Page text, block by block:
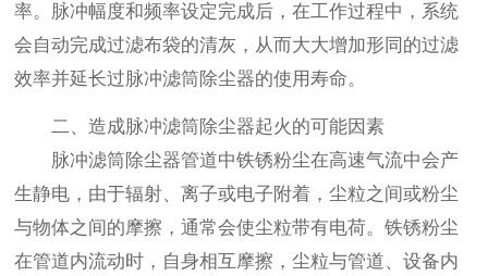
率。脉冲幅度和频率设定完成后，在工作过程中，系统
会自动完成过滤布袋的清灰，从而大大增加形同的过滤
效率并延长过脉冲滤筒除尘器的使用寿命。
二、造成脉冲滤筒除尘器起火的可能因素
脉冲滤筒除尘器管道中铁锈粉尘在高速气流中会产
生静电，由于辐射、离子或电子附着，尘粒之间或粉尘
与物体之间的摩擦，通常会使尘粒带有电荷。铁锈粉尘
在管道内流动时，自身相互摩擦，尘粒与管道、设备内